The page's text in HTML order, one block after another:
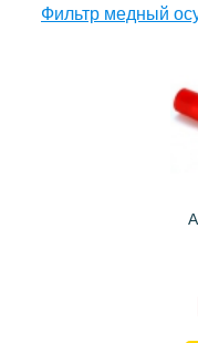
Фильтр медный